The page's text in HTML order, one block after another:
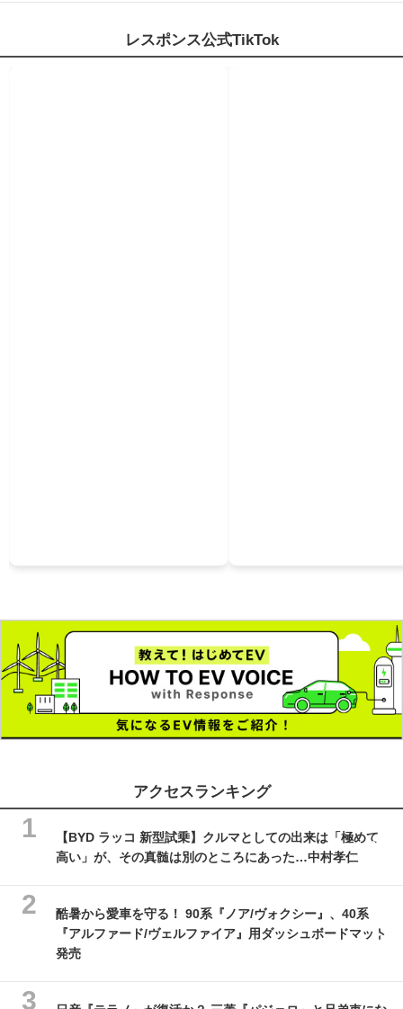
レスポンス公式TikTok
アクセスランキング
【BYD ラッコ 新型試乗】クルマとしての出来は「極めて
高い」が、その真髄は別のところにあった…中村孝仁
酷暑から愛車を守る！ 90系『ノア/ヴォクシー』、40系
『アルファード/ヴェルファイア』用ダッシュボードマット
発売